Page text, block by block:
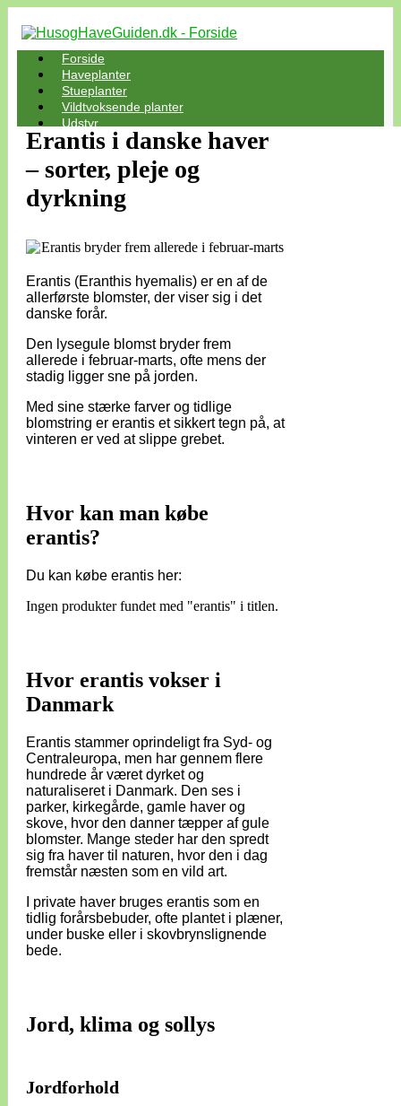
Forside
Haveplanter
Stueplanter
Vildtvoksende planter
Udstyr
Erantis i danske haver
– sorter, pleje og
dyrkning
Erantis (Eranthis hyemalis) er en af de
allerførste blomster, der viser sig i det
danske forår.
Den lysegule blomst bryder frem
allerede i februar-marts, ofte mens der
stadig ligger sne på jorden.
Med sine stærke farver og tidlige
blomstring er erantis et sikkert tegn på, at
vinteren er ved at slippe grebet.
Hvor kan man købe
erantis?
Du kan købe erantis her:
Ingen produkter fundet med "erantis" i titlen.
Hvor erantis vokser i
Danmark
Erantis stammer oprindeligt fra Syd- og
Centraleuropa, men har gennem flere
hundrede år været dyrket og
naturaliseret i Danmark. Den ses i
parker, kirkegårde, gamle haver og
skove, hvor den danner tæpper af gule
blomster. Mange steder har den spredt
sig fra haver til naturen, hvor den i dag
fremstår næsten som en vild art.
I private haver bruges erantis som en
tidlig forårsbebuder, ofte plantet i plæner,
under buske eller i skovbrynslignende
bede.
Jord, klima og sollys
Jordforhold